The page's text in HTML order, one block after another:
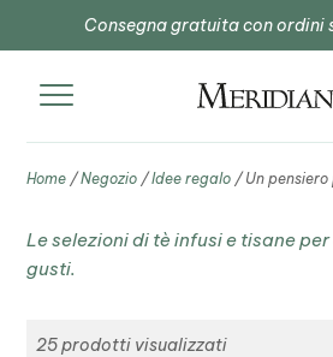
Consegna gratuita con ordini
Home /Negozio /Idee regalo / Un
Le selezioni di tè infusi e tisane
gusti.
25prodotti visualizzati